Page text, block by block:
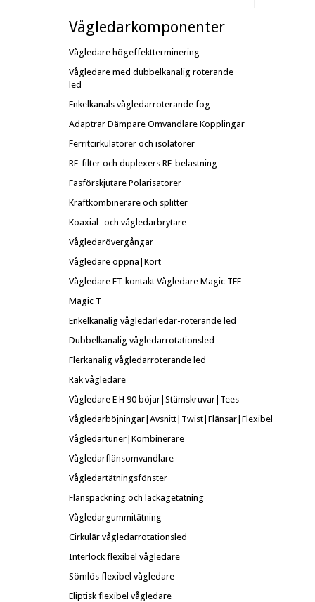
Vågledarkomponenter
Vågledare högeffektterminering
Vågledare med dubbelkanalig roterande
led
Enkelkanals vågledarroterande fog
Adaptrar Dämpare Omvandlare Kopplingar
Ferritcirkulatorer och isolatorer
RF-filter och duplexers RF-belastning
Fasförskjutare Polarisatorer
Kraftkombinerare och splitter
Koaxial- och vågledarbrytare
Vågledarövergångar
Vågledare öppna|Kort
Vågledare ET-kontakt Vågledare Magic TEE
Magic T
Enkelkanalig vågledarledar-roterande led
Dubbelkanalig vågledarrotationsled
Flerkanalig vågledarroterande led
Rak vågledare
Vågledare E H 90 böjar|Stämskruvar|Tees
Vågledarböjningar|Avsnitt|Twist|Flänsar|Flexibel
Vågledartuner|Kombinerare
Vågledarflänsomvandlare
Vågledartätningsfönster
Flänspackning och läckagetätning
Vågledargummitätning
Cirkulär vågledarrotationsled
Interlock flexibel vågledare
Sömlös flexibel vågledare
Eliptisk flexibel vågledare